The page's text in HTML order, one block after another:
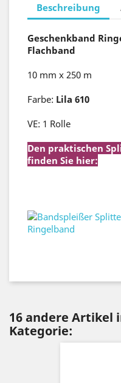
Beschreibung
Geschenkband
Flachband
10 mm x 250 m
Farbe: Lila 610
VE: 1 Rolle
Den praktischen
finden Sie hier:
16 andere Artikel
Kategorie: